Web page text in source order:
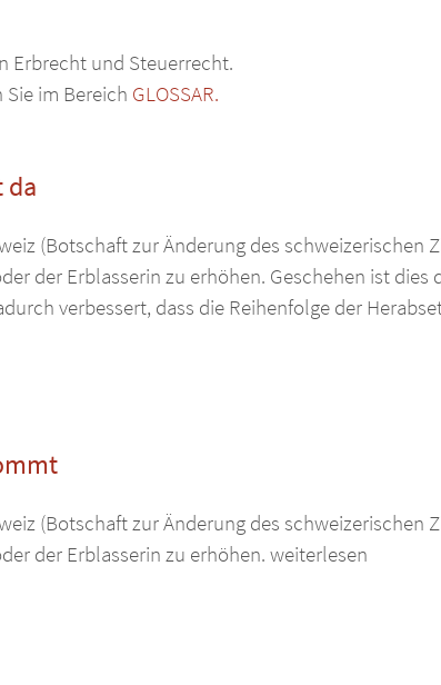
Erbrecht und Steuerrecht.
im Bereich GLOSSAR.
da
(Botschaft zur Änderung des schweizerischen
der Erblasserin zu erhöhen. Geschehen ist
verbessert, dass die Reihenfolge der
(Botschaft zur Änderung des schweizerischen
der Erblasserin zu erhöhen. weiterlesen